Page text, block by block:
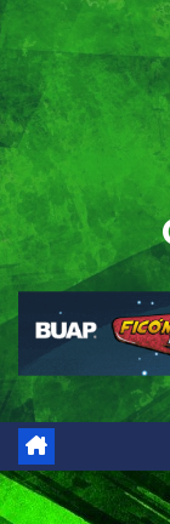
Saltar
al
contenido